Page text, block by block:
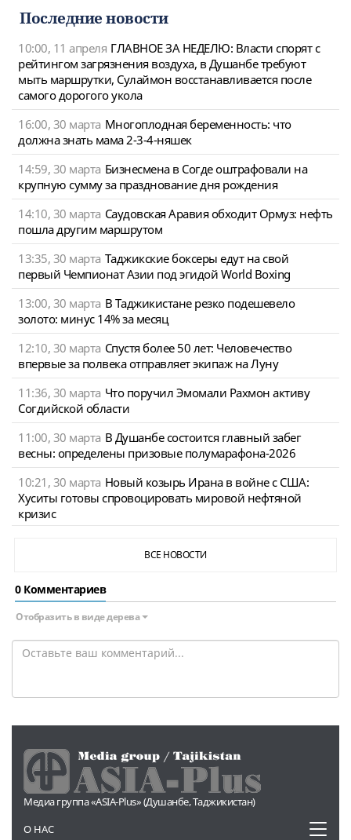
Последние новости
10:00, 11 апреля ГЛАВНОЕ ЗА НЕДЕЛЮ: Власти спорят с
рейтингом загрязнения воздуха, в Душанбе требуют
мыть маршрутки, Сулаймон восстанавливается после
самого дорогого укола
16:00, 30 марта Многоплодная беременность: что
должна знать мама 2-3-4-няшек
14:59, 30 марта Бизнесмена в Согде оштрафовали на
крупную сумму за празднование дня рождения
14:10, 30 марта Саудовская Аравия обходит Ормуз: нефть
пошла другим маршрутом
13:35, 30 марта Таджикские боксеры едут на свой
первый Чемпионат Азии под эгидой World Boxing
13:00, 30 марта В Таджикистане резко подешевело
золото: минус 14% за месяц
12:10, 30 марта Спустя более 50 лет: Человечество
впервые за полвека отправляет экипаж на Луну
11:36, 30 марта Что поручил Эмомали Рахмон активу
Согдийской области
11:00, 30 марта В Душанбе состоится главный забег
весны: определены призовые полумарафона-2026
10:21, 30 марта Новый козырь Ирана в войне с США:
Хуситы готовы спровоцировать мировой нефтяной
кризис
ВСЕ НОВОСТИ
0 Комментариев
Отобразить в виде дерева
Медиа группа «ASIA-Plus» (Душанбе, Таджикистан)
О НАС